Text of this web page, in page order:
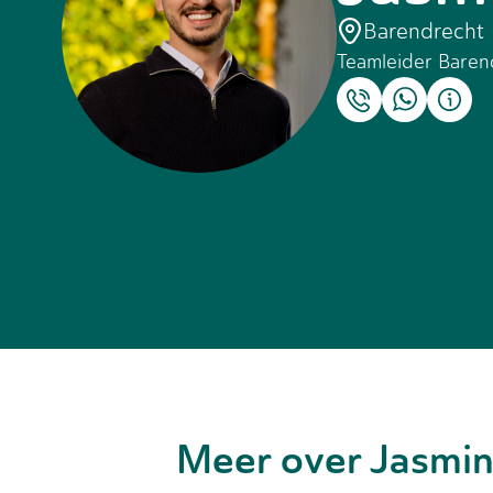
Barendrecht
Teamleider
Meer over Jasmin